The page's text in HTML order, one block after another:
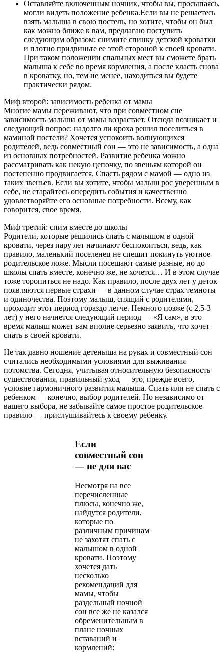
Оставляйте включенным ночник, чтобы вы, просыпаясь,
могли видеть положение ребенка.Если вы не решаетесь
взять малыша в свою постель, но хотите, чтобы он был
как можно ближе к вам, предлагаю поступить
следующим образом: снимите спинку детской кроватки
и плотно придвиньте ее этой стороной к своей кровати.
При таком положении спальных мест вы сможете брать
малыша к себе во время кормления, а после класть снова
в кроватку, но, тем не менее, находиться вы будете
практически рядом.
Миф второй: зависимость ребенка от мамы
Многие мамы переживают, что при совместном сне
зависимость малыша от мамы возрастает. Отсюда возникает и
следующий вопрос: надолго ли кроха решил поселиться в
маминой постели? Хочется успокоить волнующихся
родителей, ведь совместный сон — это не зависимость, а одна
из основных потребностей. Развитие ребенка можно
рассматривать как некую цепочку, по звеньям которой он
постепенно продвигается. Спасть рядом с мамой — одно из
таких звеньев. Если вы хотите, чтобы малыш рос уверенным в
себе, не старайтесь опередить события и качественно
удовлетворяйте его основные потребности. Всему, как
говорится, свое время.
Миф третий: спим вместе до школы
Родители, которые решились спать с малышом в одной
кровати, через пару лет начинают беспокоиться, ведь, как
правило, маленький поселенец не спешит покинуть уютное
родительское ложе. Мысли посещают самые разные, но до
школы спать вместе, конечно же, не хочется… И в этом случае
тоже торопиться не надо. Как правило, после двух лет у деток
появляются первые страхи — в данном случае страх темноты
и одиночества. Поэтому малыш, спящий с родителями,
проходит этот период гораздо легче. Немного позже (с 2,5-3
лет) у него начнется следующий период — «Я сам», в это
время малыш может вам вполне серьезно заявить, что хочет
спать в своей кровати.
Не так давно ношение детеныша на руках и совместный сон
считались необходимыми условиями для выживания
потомства. Сегодня, учитывая относительную безопасность
существования, правильный уход — это, прежде всего,
условие гармоничного развития малыша. Спать или не спать с
ребенком — конечно, выбор родителей. Но независимо от
вашего выбора, не забывайте самое простое родительское
правило — прислушивайтесь к своему ребенку.
Если
совместный сон
— не для вас
Несмотря на все
перечисленные
плюсы, конечно же,
найдутся родители,
которые по
различным причинам
не захотят спать с
малышом в одной
кровати. Поэтому
хочется дать
несколько
рекомендаций для
мамы, чтобы
раздельный ночной
сон все же не казался
обременительным в
плане ночных
вставаний и
кормлений: